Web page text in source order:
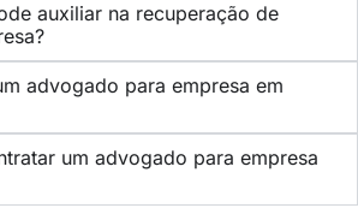
auxiliar na recuperação de
advogado para empresa em
um advogado para empresa